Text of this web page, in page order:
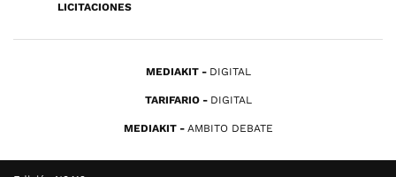
LICITACIONES
MEDIAKIT DIGITAL
TARIFARIO DIGITAL
MEDIAKIT AMBITO DEBATE